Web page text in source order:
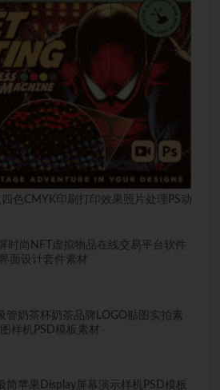
色CMYK印刷打印效果照片处理PS动
时尚NFT虚拟物品在线交易平台软件
面设计套件素材
管奶茶杯奶茶品牌LOGO贴图实拍素
样机PSD模板素材
简苹果Display屏幕演示样机PSD模板